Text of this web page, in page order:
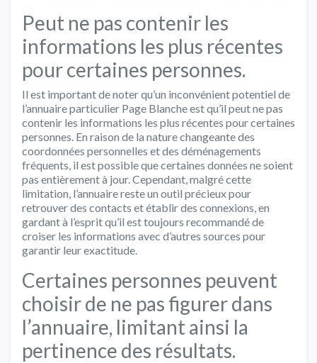
Peut ne pas contenir les
informations les plus récentes
pour certaines personnes.
Il est important de noter qu’un inconvénient potentiel de
l’annuaire particulier Page Blanche est qu’il peut ne pas
contenir les informations les plus récentes pour certaines
personnes. En raison de la nature changeante des
coordonnées personnelles et des déménagements
fréquents, il est possible que certaines données ne soient
pas entièrement à jour. Cependant, malgré cette
limitation, l’annuaire reste un outil précieux pour
retrouver des contacts et établir des connexions, en
gardant à l’esprit qu’il est toujours recommandé de
croiser les informations avec d’autres sources pour
garantir leur exactitude.
Certaines personnes peuvent
choisir de ne pas figurer dans
l’annuaire, limitant ainsi la
pertinence des résultats.